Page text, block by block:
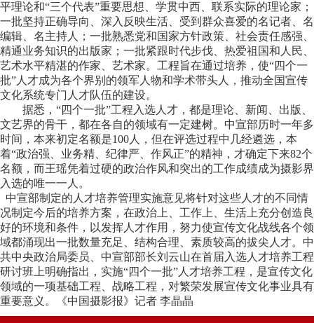
平理论和“三个代表”重要思想、学贯中西、联系实际的理论家；
一批坚持正确导向、深入反映生活、受到群众喜爱的名记者、名
编辑、名主持人；一批熟悉党和国家方针政策、社会责任感强、
精通业务知识的出版家；一批紧跟时代步伐、热爱祖国和人民、
艺术水平精湛的作家、艺术家。工程旨在通过培养，使“四个一
批”人才成为各个界别的领军人物和学术带头人，推动全国宣传
文化系统专门人才队伍的建设。
据悉，“四个一批”工程入选人才，都是理论、新闻、出版、
文艺界的骨干，都在各自的领域有一定建树。中宣部历时一年多
时间，本来初定名额是100人，但在评选过程中几经遴选，本
着“政治强、业务精、纪律严、作风正”的精神，才确定下来82个
名额，而王瑶凭着过硬的政治作风和突出的工作成绩成为摄影界
入选的唯一一人。
中宣部制定的人才培养管理实施意见将针对这些人才的不同情
况制定今后的培养方案，在政治上、工作上、生活上充分创造良
好的环境和条件，以发挥人才作用，努力使宣传文化战线各个领
域都涌现出一批数量充足、结构合理、素质较高的拔尖人才。中
共中央政治局委员、中宣部部长刘云山在首届入选人才培养工程
研讨班上明确指出，实施“四个一批”人才培养工程，是宣传文化
领域的一项基础工程、战略工程，对繁荣发展宣传文化事业具有
重要意义。《中国摄影报》记者 李晶晶